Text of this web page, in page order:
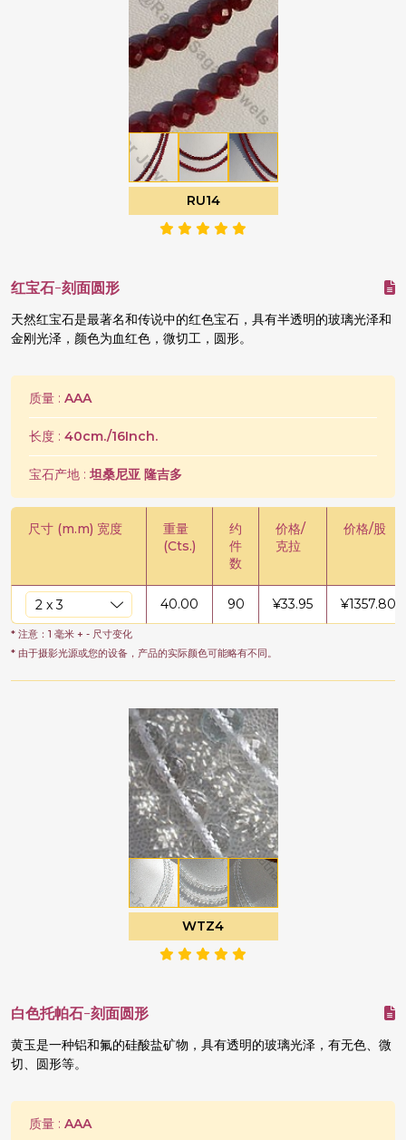
RU14
红宝石-刻面圆形
天然红宝石是最著名和传说中的红色宝石，具有半透明的玻璃光泽和
金刚光泽，颜色为血红色，微切工，圆形。
质量 : AAA
长度 : 40cm./16Inch.
宝石产地 :坦桑尼亚 隆吉多
尺寸 (m.m) 宽度
重量
(Cts.)
约
件
数
价格/
克拉
价格/股
40.00 90 ¥33.95 ¥1357.80
* 注意：1 毫米 + - 尺寸变化
* 由于摄影光源或您的设备，产品的实际颜色可能略有不同。
WTZ4
白色托帕石-刻面圆形
黄玉是一种铝和氟的硅酸盐矿物，具有透明的玻璃光泽，有无色、微
切、圆形等。
质量 : AAA